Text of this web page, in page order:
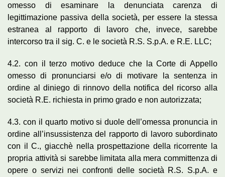
omesso di esaminare la denunciata carenza di
legittimazione passiva della società, per essere la stessa
estranea al rapporto di lavoro che, invece, sarebbe
intercorso tra il sig. C. e le società R.S. S.p.A. e R.E. LLC;
4.2. con il terzo motivo deduce che la Corte di Appello
omesso di pronunciarsi e/o di motivare la sentenza in
ordine al diniego di rinnovo della notifica del ricorso alla
società R.E. richiesta in primo grado e non autorizzata;
4.3. con il quarto motivo si duole dell’omessa pronuncia in
ordine all’insussistenza del rapporto di lavoro subordinato
con il C., giacchè nella prospettazione della ricorrente la
propria attività si sarebbe limitata alla mera committenza di
opere o servizi nei confronti delle società R.S. S.p.A. e